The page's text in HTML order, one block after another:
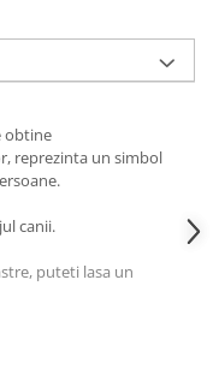
obtine
reprezinta un simbol
canii.
puteti lasa un